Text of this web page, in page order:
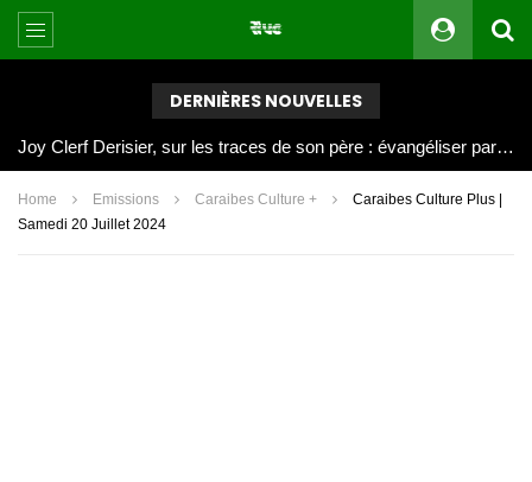
DERNIÈRES NOUVELLES
Joy Clerf Derisier, sur les traces de son père : évangéliser par la musique
Home Emissions Caraibes Culture +
Caraibes Culture Plus |
Samedi 20 Juillet 2024